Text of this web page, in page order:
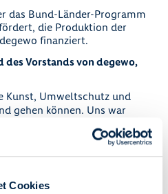
Cookies
das Bund-Länder-Programm
die Produktion der
finanziert.
des Vorstands von degewo,
Kunst, Umweltschutz und
gehen können. Uns war
Lösungen für eine
NABU Naturschutzbund